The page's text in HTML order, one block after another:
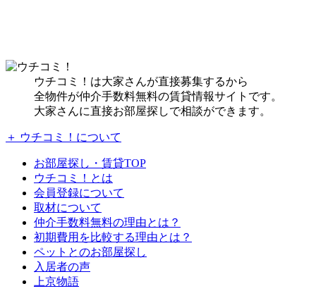
ウチコミ！は大家さんが直接募集するから
全物件が仲介手数料無料の賃貸情報サイトです。
大家さんに直接お部屋探しで相談ができます。
＋ ウチコミ！について
お部屋探し・賃貸TOP
ウチコミ！とは
会員登録について
取材について
仲介手数料無料の理由とは？
初期費用を比較する理由とは？
ペットとのお部屋探し
入居者の声
上京物語